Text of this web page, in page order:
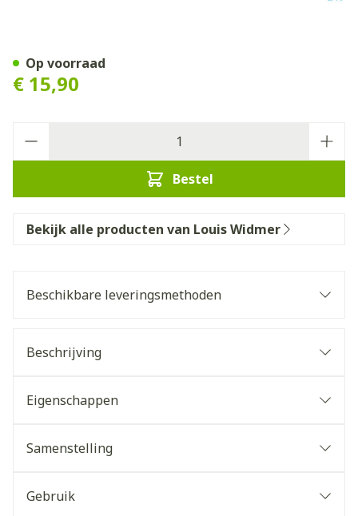
€ 15,90
Bestel
Op voorraad
Bekijk alle producten van Louis Widmer
Beschikbare leveringsmethoden
Beschrijving
Eigenschappen
Samenstelling
Gebruik